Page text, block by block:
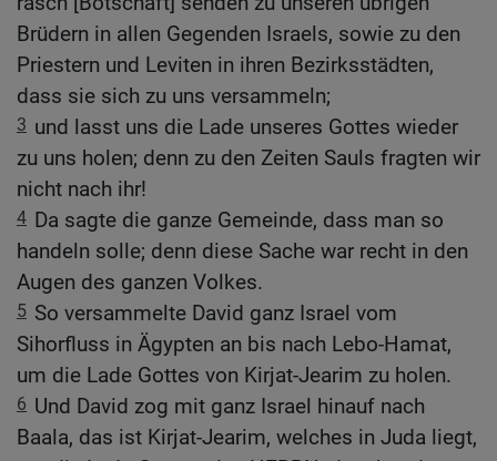
Brüdern in allen Gegenden Israels, sowie zu den
Priestern und Leviten in ihren Bezirksstädten,
dass sie sich zu uns versammeln;
3 und lasst uns die Lade unseres Gottes wieder
zu uns holen; denn zu den Zeiten Sauls fragten wir
nicht nach ihr!
4 Da sagte die ganze Gemeinde, dass man so
handeln solle; denn diese Sache war recht in den
Augen des ganzen Volkes.
5 So versammelte David ganz Israel vom
Sihorfluss in Ägypten an bis nach Lebo-Hamat,
um die Lade Gottes von Kirjat-Jearim zu holen.
6 Und David zog mit ganz Israel hinauf nach
Baala, das ist Kirjat-Jearim, welches in Juda liegt,